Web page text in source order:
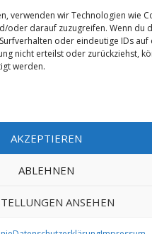
verwenden wir Technologien wie
oder darauf zuzugreifen. Wenn du
oder eindeutige IDs
nicht erteilst oder zurückziehst,
werden.
AKZEPTIEREN
ABLEHNEN
ANSEHEN